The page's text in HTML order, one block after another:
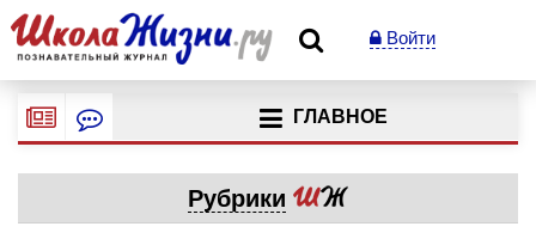
Войти
ГЛАВНОЕ
Рубрики